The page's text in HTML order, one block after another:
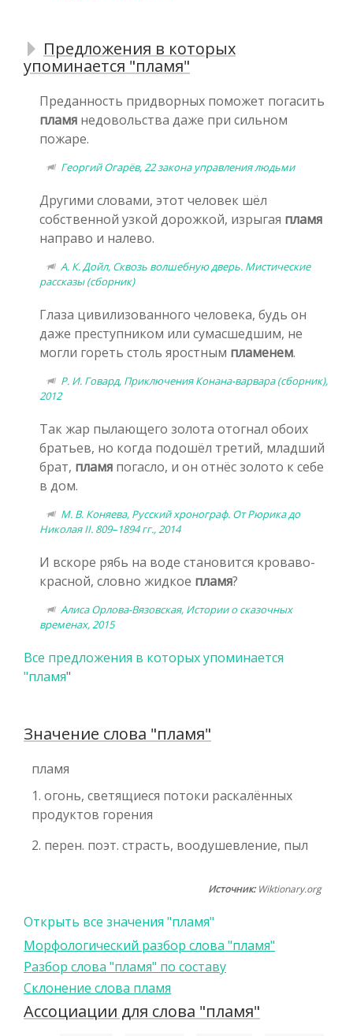
Предложения в которых
упоминается "пламя"
Преданность придворных поможет погасить
пламя недовольства даже при сильном
пожаре.
Георгий Огарёв, 22 закона управления людьми
Другими словами, этот человек шёл
собственной узкой дорожкой, изрыгая пламя
направо и налево.
А. К. Дойл, Сквозь волшебную дверь. Мистические
рассказы (сборник)
Глаза цивилизованного человека, будь он
даже преступником или сумасшедшим, не
могли гореть столь яростным пламенем.
Р. И. Говард, Приключения Конана-варвара (сборник),
2012
Так жар пылающего золота отогнал обоих
братьев, но когда подошёл третий, младший
брат, пламя погасло, и он отнёс золото к себе
в дом.
М. В. Коняева, Русский хронограф. От Рюрика до
Николая II. 809–1894 гг., 2014
И вскоре рябь на воде становится кроваво-
красной, словно жидкое пламя?
Алиса Орлова-Вязовская, Истории о сказочных
временах, 2015
Все предложения в которых упоминается
"пламя"
Значение слова "пламя"
пламя
1. огонь, светящиеся потоки раскалённых
продуктов горения
2. перен. поэт. страсть, воодушевление, пыл
Источник:Wiktionary.org
Открыть все значения "пламя"
Морфологический разбор слова "пламя"
Разбор слова "пламя" по составу
Склонение слова пламя
Ассоциации для слова "пламя"